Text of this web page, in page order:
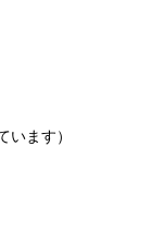
ます）